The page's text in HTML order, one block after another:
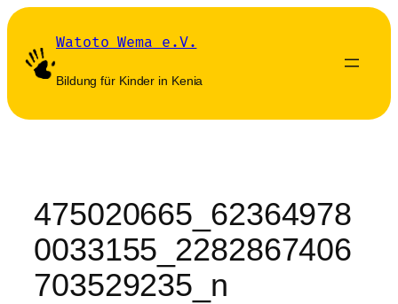
Zum
springen
Watoto Wema e.V.
Bildung für Kinder in Kenia
475020665_62364978
0033155_2282867406
703529235_n